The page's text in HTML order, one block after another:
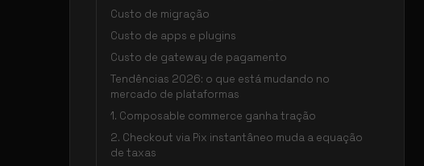
Custo de migração
Custo de apps e plugins
Custo de gateway de pagamento
Tendências 2026: o que está mudando no
mercado de plataformas
1. Composable commerce ganha tração
2. Checkout via Pix instantâneo muda a equação
de taxas